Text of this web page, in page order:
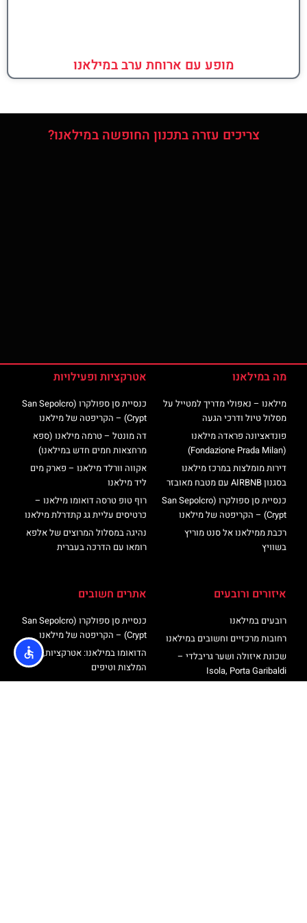
מופע עם ארוחת ערב במילאנו
צריכים עזרה בתכנון החופשה במילאנו?
מה במילאנו
מילאנו – נאפולי מדריך למטייל על
מסלול טיול ודרכי הגעה
פונדאציונה פראדה מילאנו
(Fondazione Prada Milan)
דירות מומלצות במרכז מילאנו
בסגנון AIRBNB עם מטבח מאובזר
כנסיית סן ספולקרו (San Sepolcro
Crypt) – הקריפטה של מילאנו
רכבת ממילאנו אל סנט מוריץ
בשוויץ
אטרקציות ופעילויות
כנסיית סן ספולקרו (San Sepolcro
Crypt) – הקריפטה של מילאנו
דה מונטל – טרמה מילאנו (ספא
מרחצאות חמים חדש במילאנו)
אקווה וורלד מילאנו – פארק מים
ליד מילאנו
רוף טופ טרסה דואומו מילאנו –
כרטיסים עליית גג קתדרלת מילאנו
נהיגה במסלול המרוצים של אלפא
רומאו עם הדרכה בעברית
איזורים ורובעים
רובעים במילאנו
רחובות מרכזיים וחשובים במילאנו
שכונת איזולה ושער גריבלדי –
Isola, Porta Garibaldi
אתרים חשובים
כנסיית סן ספולקרו (San Sepolcro
Crypt) – הקריפטה של מילאנו
הדואומו במילאנו: אטרקציות,
המלצות וטיפים
רוף טופ טרסה דואומו מילאנו –